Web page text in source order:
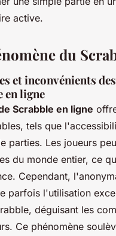
active.
du
et inconvénients
en ligne
Scrabble en ligne
tels que
parties. Les joueurs
du monde entier, ce
Cependant,
parfois l'utilisation
déguisant les
Ce phénomène